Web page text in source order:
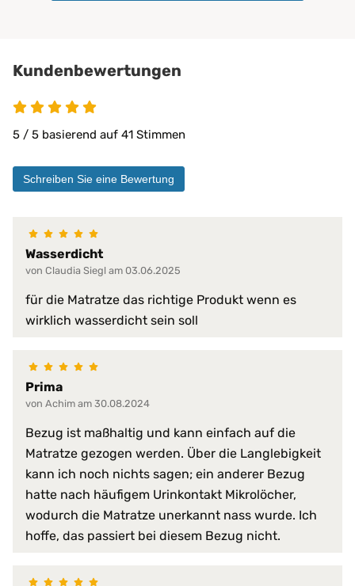
Pflegeheime
Sondermaßen auf Anfrage
Material: Doppeltuch aus 100 %
Materialeigenschaften:
desinfizierbar
reduziert Krankheitserreger
resistent gegen Fett, Blut,
Produkt-Vorteile:
faltenfreier Sitz
feuchtigkeitsabweisend
flammwidrig
geräuscharm
hervorragende hygienische
hochgradig strapazierfähig
perfekte Passform
pflegeleicht
Kundenbewertungen
5 / 5 basierend auf 41 Stimmen
Schreiben Sie eine Bewertung
Wasserdicht
von Claudia Siegl am 03.06.2025
für die Matratze das richtige Produkt wenn es
wirklich wasserdicht sein soll
Prima
von Achim am 30.08.2024
Bezug ist maßhaltig und kann einfach auf die
Matratze gezogen werden. Über die Langlebigkeit
kann ich noch nichts sagen; ein anderer Bezug
hatte nach häufigem Urinkontakt Mikrolöcher,
wodurch die Matratze unerkannt nass wurde. Ich
hoffe, das passiert bei diesem Bezug nicht.